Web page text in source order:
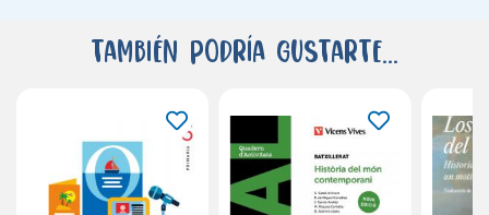
También podría gustarte...